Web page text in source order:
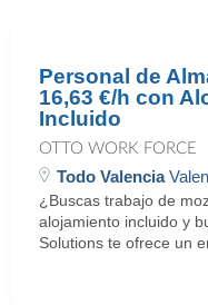
Personal de
16,63 €/h con
Incluido
OTTO WORK FORCE
Todo Valencia
¿Buscas trabajo de
alojamiento incluido y
Solutions te ofrece un